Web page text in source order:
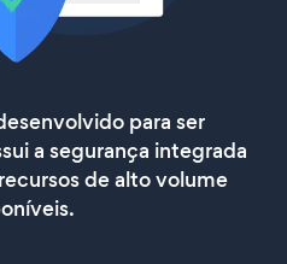
para ser
a segurança integrada
de alto volume